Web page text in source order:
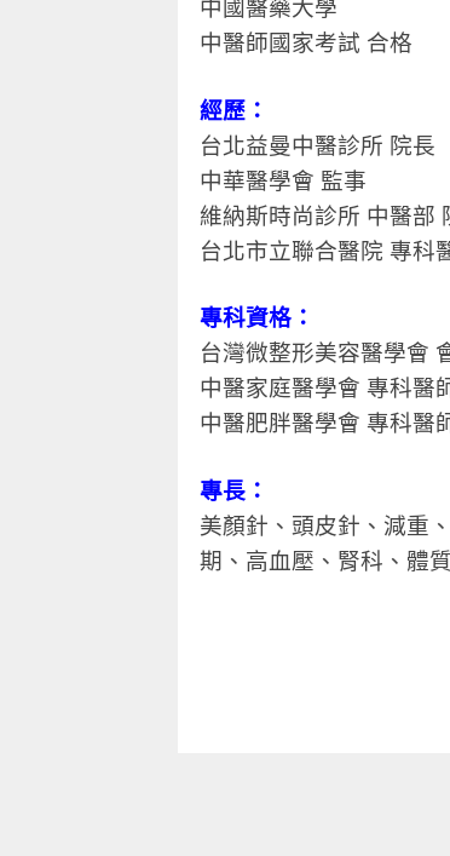
中國醫藥大學
中醫師國家考試 合格
經歷：
台北益曼中醫診所 院長
中華醫學會 監事
維納斯時尚診所 中醫部
台北市立聯合醫院 專科
專科資格：
台灣微整形美容醫學會
中醫家庭醫學會 專科醫
中醫肥胖醫學會 專科醫
專長：
美顏針、頭皮針、 減重
期、 高血壓、腎科、體